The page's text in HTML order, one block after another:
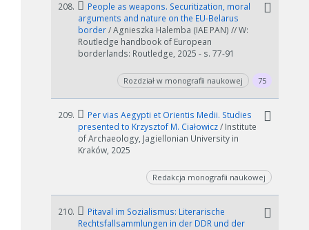
208.
People as weapons. Securitization, moral
arguments and nature on the EU-Belarus
border/ Agnieszka Halemba (IAE PAN) // W:
Routledge handbook of European
borderlands: Routledge, 2025 - s. 77-91
Rozdział w monografii naukowej 75
209.
Per vias Aegypti et Orientis Medii. Studies
presented to Krzysztof M. Ciałowicz/ Institute
of Archaeology, Jagiellonian University in
Kraków, 2025
Redakcja monografii naukowej
210.
Pitaval im Sozialismus: Literarische
Rechtsfallsammlungen in der DDR und der